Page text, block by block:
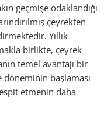
geçmişe odaklandığı
çeyrekten
Yıllık
birlikte, çeyrek
temel avantajı bir
başlaması
etmenin daha